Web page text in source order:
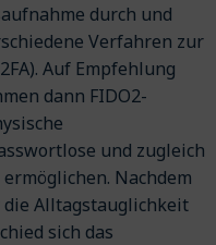
durch und
Verfahren zur
Auf Empfehlung
dann FIDO2-
und zugleich
Nachdem
Alltagstauglichkeit
sich das